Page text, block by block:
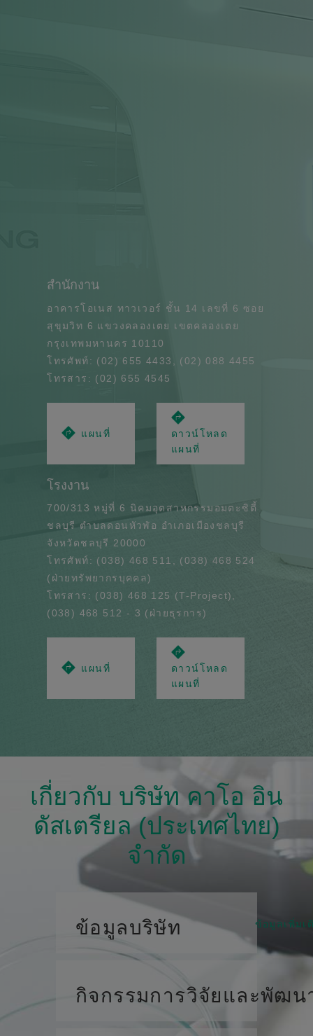
สำนักงาน
อาคารโอเนส ทาวเวอร์ ชั้น 14 เลขที่ 6 ซอย
สุขุมวิท 6 แขวงคลองเตย เขตคลองเตย
กรุงเทพมหานคร 10110
โทรศัพท์: (02) 655 4433, (02) 088 4455
โทรสาร: (02) 655 4545
แผนที่
ดาวน์โหลด
แผนที่
โรงงาน
700/313 หมู่ที่ 6 นิคมอุตสาหกรรมอมตะซิตี้
ชลบุรี ตำบลดอนหัวฬ่อ อำเภอเมืองชลบุรี
จังหวัดชลบุรี 20000
โทรศัพท์: (038) 468 511, (038) 468 524
(ฝ่ายทรัพยากรบุคคล)
โทรสาร: (038) 468 125 (T-Project),
(038) 468 512 - 3 (ฝ่ายธุรการ)
แผนที่
ดาวน์โหลด
แผนที่
เกี่ยวกับ บริษัท คาโอ อิน
ดัสเตรียล (ประเทศไทย)
จำกัด
ข้อมูลบริษัท ข้อมูลเพิ่มเ
กิจกรรมการวิจัยและพัฒน